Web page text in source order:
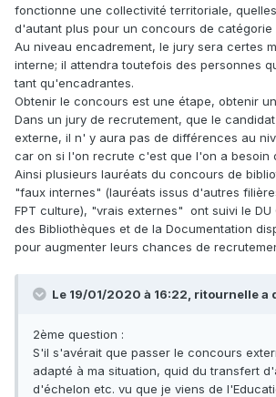
fonctionne une collectivité territoriale,
d'autant plus pour un concours de catégorie
Au niveau encadrement, le jury sera certes
interne; il attendra toutefois des personnes
tant qu'encadrantes.
Obtenir le concours est une étape, obtenir
Dans un jury de recrutement, que le
externe, il n' y aura pas de différences au
car on si l'on recrute c'est que l'on a besoin
Ainsi plusieurs lauréats du concours de
"faux internes" (lauréats issus d'autres
FPT culture), "vrais externes" ont suivi le DU
des Bibliothèques et de la Documentation
pour augmenter leurs chances de
Le 19/01/2020 à 16:22, ritournelle a
2ème question :
S'il s'avérait que passer le concours
adapté à ma situation, quid du transfert
d'échelon etc. vu que je viens de